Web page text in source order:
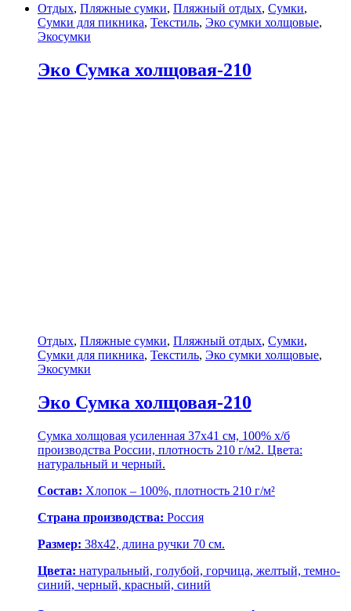
Отдых, Пляжные сумки, Пляжный отдых, Сумки,
Сумки для пикника, Текстиль, Эко сумки холщовые,
Экосумки
Эко Сумка холщовая-210
Отдых, Пляжные сумки, Пляжный отдых, Сумки,
Сумки для пикника, Текстиль, Эко сумки холщовые,
Экосумки
Эко Сумка холщовая-210
Сумка холщовая усиленная 37х41 см, 100% х/б
производства России, плотность 210 г/м2. Цвета:
натуральный и черный.
Состав: Хлопок – 100%, плотность 210 г/м²
Страна производства: Россия
Размер: 38х42, длина ручки 70 см.
Цвета: натуральный, голубой, горчица, желтый, темно-
синий, черный, красный, синий